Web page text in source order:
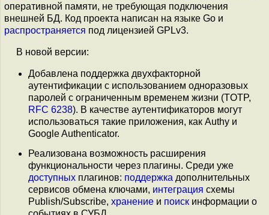
оперативной памяти, не требующая подключения
внешней БД. Код проекта написан на языке Go и
распространяется под лицензией GPLv3.
В новой версии:
Добавлена поддержка двухфакторной
аутентификации с использованием одноразовых
паролей с ограниченным временем жизни (TOTP,
RFC 6238). В качестве аутентификаторов могут
использоваться такие приложения, как Authy и
Google Authenticator.
Реализована возможность расширения
функциональности через плагины. Среди уже
доступных плагинов: поддержка дополнительных
сервисов обмена ключами, интеграция схемы
Publish/Subscribe, хранение и поиск информации о